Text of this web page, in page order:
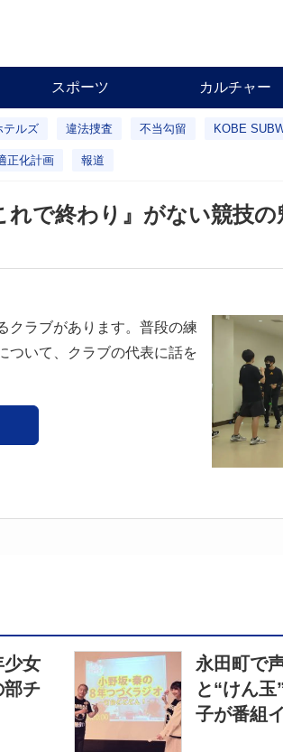
スポーツ カルチャー
テルズ 違法捜査 不当勾留 KOBE
正化計画 報道
で終わり』がない競技の
クラブがあります。普段の練
ついて、クラブの代表に話を
少女
部チ
永田町で
と“けん
子が番組